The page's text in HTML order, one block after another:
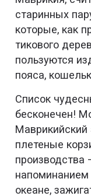
старинных
которые, как
тикового
пользуются
пояса,
Список
бесконечен!
плетеные
производства
океане,